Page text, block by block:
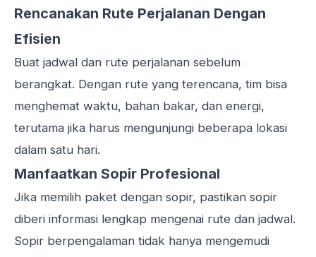
Rencanakan Rute Perjalanan Dengan
Efisien
Buat jadwal dan rute perjalanan sebelum
berangkat. Dengan rute yang terencana, tim bisa
menghemat waktu, bahan bakar, dan energi,
terutama jika harus mengunjungi beberapa lokasi
dalam satu hari.
Manfaatkan Sopir Profesional
Jika memilih paket dengan sopir, pastikan sopir
diberi informasi lengkap mengenai rute dan jadwal.
Sopir berpengalaman tidak hanya mengemudi